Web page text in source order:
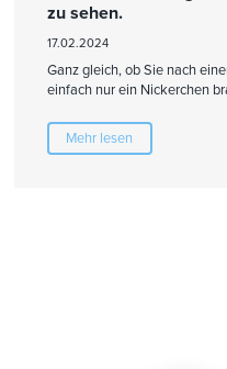
zu sehen.
17.02.2024
Ganz gleich, ob Sie nach
einfach nur ein Nickerchen
Mehr lesen